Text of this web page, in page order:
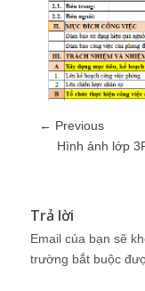
← Previous
Hình ảnh lớp
Trả lời
Email của bạn sẽ
trường bắt buộc